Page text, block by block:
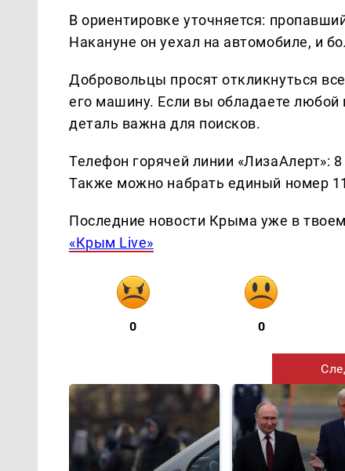
В ориентировке уточняется:
Накануне он уехал на автомобиле, и
Добровольцы просят откликнуться
его машину. Если вы обладаете
деталь важна для поисков.
Телефон горячей линии «ЛизаАлерт»:
Также можно набрать единый номер
Последние новости Крыма уже в
«Крым Live»
0 0